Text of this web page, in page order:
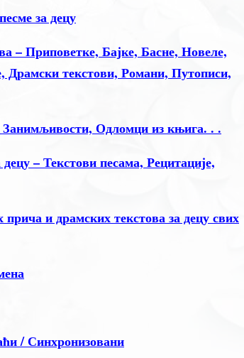
за децу
– Приповетке, Бајке, Басне, Новеле,
Драмски текстови, Романи, Путописи,
Одломци из књига. . .
– Текстови песама, Рецитације,
и драмских текстова за децу свих
/ Синхронизовани